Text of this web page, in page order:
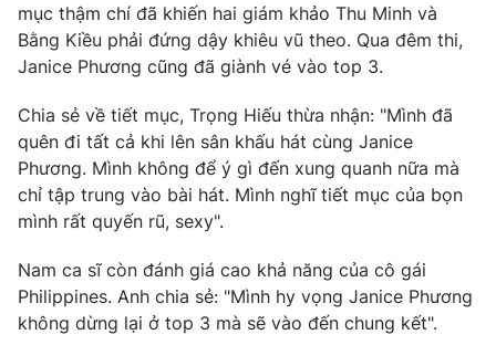
Phim VTV
Hậu trường
Khán giả
Giải sao mai
Giải trí
Điện ảnh
Âm nhạc
Sao
Du lịch
Làm đẹp
Chất lượng cuộc sống
Giáo dục
Tuyển sinh
Công nghệ
Hitech Công nghệ tương lai
Sản phẩm
Giao lưu trực tuyến
mục thậm chí đã khiến hai giám khảo Thu Minh và
Bằng Kiều phải đứng dậy khiêu vũ theo. Qua đêm thi,
Janice Phương cũng đã giành vé vào top 3.
Chia sẻ về tiết mục, Trọng Hiếu thừa nhận: "Mình đã
quên đi tất cả khi lên sân khấu hát cùng Janice
Phương. Mình không để ý gì đến xung quanh nữa mà
chỉ tập trung vào bài hát. Mình nghĩ tiết mục của bọn
mình rất quyến rũ, sexy".
Nam ca sĩ còn đánh giá cao khả năng của cô gái
Philippines. Anh chia sẻ: "Mình hy vọng Janice Phương
không dừng lại ở top 3 mà sẽ vào đến chung kết".